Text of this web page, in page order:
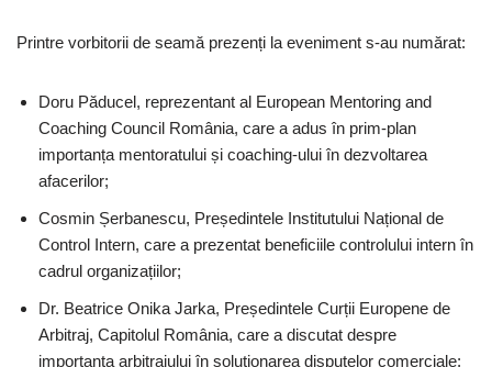
Printre vorbitorii de seamă prezenți la eveniment s-au numărat:
Doru Păducel, reprezentant al European Mentoring and
Coaching Council România, care a adus în prim-plan
importanța mentoratului și coaching-ului în dezvoltarea
afacerilor;
Cosmin Șerbanescu, Președintele Institutului Național de
Control Intern, care a prezentat beneficiile controlului intern în
cadrul organizațiilor;
Dr. Beatrice Onika Jarka, Președintele Curții Europene de
Arbitraj, Capitolul România, care a discutat despre
importanța arbitrajului în soluționarea disputelor comerciale;